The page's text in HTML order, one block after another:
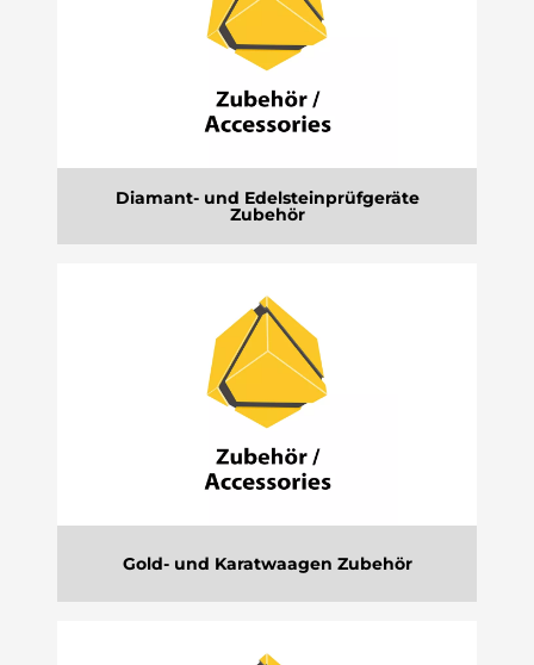
Diamant- und Edelsteinprüfgeräte
Zubehör
Gold- und Karatwaagen Zubehör